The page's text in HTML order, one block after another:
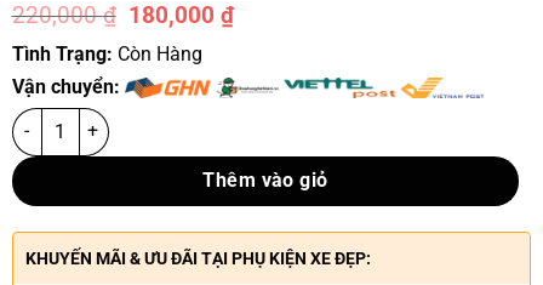
220,000₫ 180,000₫
Tình Trạng: Còn Hàng
Vận chuyển:
Thêm vào giỏ
KHUYẾN MÃI & ƯU ĐÃI TẠI PHỤ KIỆN XE ĐẸP: